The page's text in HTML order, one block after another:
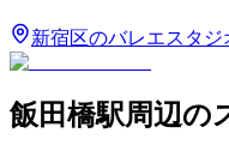
新宿区のバレエスタジ
飯田橋駅周辺の